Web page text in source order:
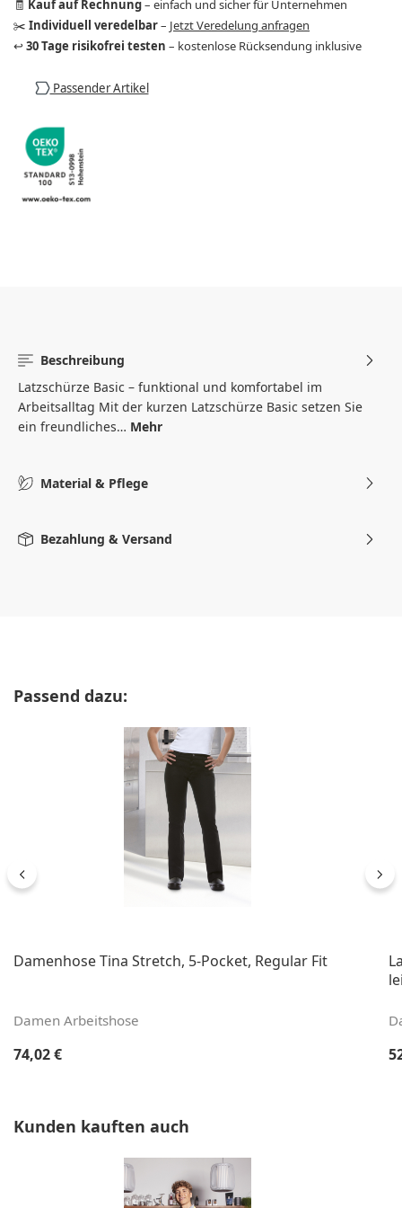
🧾 Kauf auf Rechnung– einfach und sicher für Unternehmen
✂️ Individuell veredelbar– Jetzt Veredelung anfragen
↩️ 30 Tage risikofrei testen – kostenlose Rücksendung inklusive
Passender Artikel
Beschreibung
Latzschürze Basic – funktional und komfortabel im
Arbeitsalltag Mit der kurzen Latzschürze Basic setzen Sie
ein freundliches… Mehr
Material & Pflege
Bezahlung & Versand
Produktgalerie überspringen
Passend dazu:
Damenhose Tina Stretch, 5-Pocket, Regular Fit
Damen Arbeitshose
Regulärer Preis:
74,02 €
Produktgalerie überspringen
Kunden kauften auch